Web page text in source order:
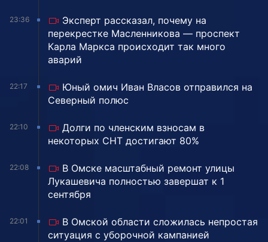
23:36
Эксперт рассказал, почему на
перекрестке Масленникова — проспект
Карла Маркса происходит так много
аварий
22:17
Юный омич Иван Власов отправился на
Северный полюс
22:10
Долги по членским взносам в
некоторых СНТ достигают 80%
22:08
В Омске масштабный ремонт улицы
Лукашевича полностью завершат к 1
сентября
22:01
В Омской области сложилась непростая
ситуация с уборочной кампанией